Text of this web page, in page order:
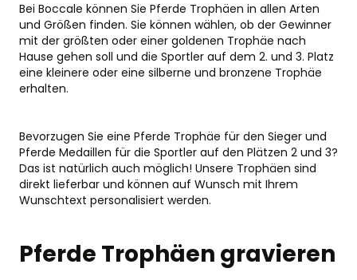
Bei Boccale können Sie Pferde Trophäen in allen Arten
und Größen finden. Sie können wählen, ob der Gewinner
mit der größten oder einer goldenen Trophäe nach
Hause gehen soll und die Sportler auf dem 2. und 3. Platz
eine kleinere oder eine silberne und bronzene Trophäe
erhalten.
Bevorzugen Sie eine Pferde Trophäe für den Sieger und
Pferde Medaillen für die Sportler auf den Plätzen 2 und 3?
Das ist natürlich auch möglich! Unsere Trophäen sind
direkt lieferbar und können auf Wunsch mit Ihrem
Wunschtext personalisiert werden.
Pferde Trophäen gravieren